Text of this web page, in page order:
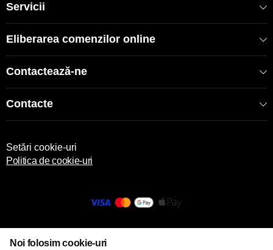
Servicii
Eliberarea comenzilor online
Contactează-ne
Contacte
Setări cookie-uri
Politica de cookie-uri
Noi folosim cookie-uri